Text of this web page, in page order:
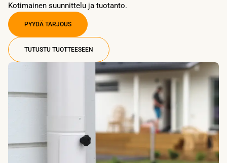
Kotimainen suunnittelu ja tuotanto.
PYYDÄ TARJOUS
TUTUSTU TUOTTEESEEN